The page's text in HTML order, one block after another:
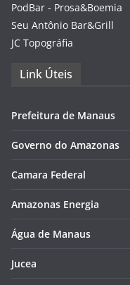
PodBar - Prosa&Boemia
Seu Antônio Bar&Grill
JC Topográfia
Link Úteis
Prefeitura de Manaus
Governo do Amazonas
Camara Federal
Amazonas Energia
Água de Manaus
Jucea